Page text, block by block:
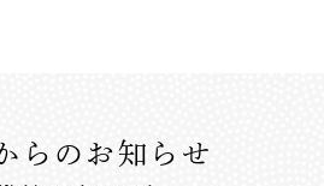
らのお知らせ